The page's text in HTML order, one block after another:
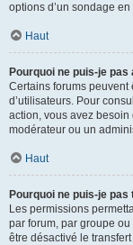
options d’un sondage en
Haut
Pourquoi ne puis-je
Certains forums
d’utilisateurs. Pour
action, vous avez
modérateur ou un
Haut
Pourquoi ne puis-je
Les permissions
par forum, par groupe
être désactivé le